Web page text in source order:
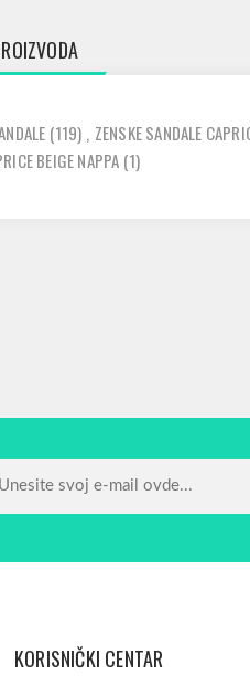
(119) , ZENSKE SANDALE
BEIGE NAPPA (1)
KORISNIČKI CENTAR